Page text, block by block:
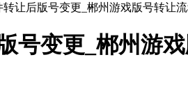
让后版号变更_郴州游戏版号转让
号变更_郴州游